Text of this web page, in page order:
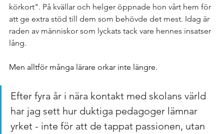
körkort". På kvällar och helger öppnade hon vårt hem för
att ge extra stöd till dem som behövde det mest. Idag är
raden av människor som lyckats tack vare hennes insatser
lång.
Men alltför många lärare orkar inte längre.
Efter fyra år i nära kontakt med skolans värld
har jag sett hur duktiga pedagoger lämnar
yrket - inte för att de tappat passionen, utan